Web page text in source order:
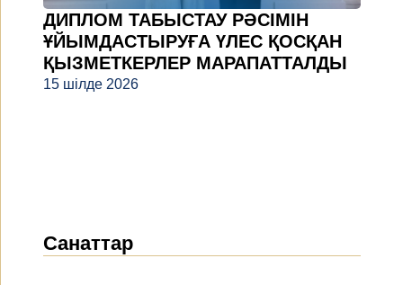
ДИПЛОМ ТАБЫСТАУ РӘСІМІН
ҰЙЫМДАСТЫРУҒА ҮЛЕС ҚОСҚАН
ҚЫЗМЕТКЕРЛЕР МАРАПАТТАЛДЫ
15 шілде 2026
Санаттар